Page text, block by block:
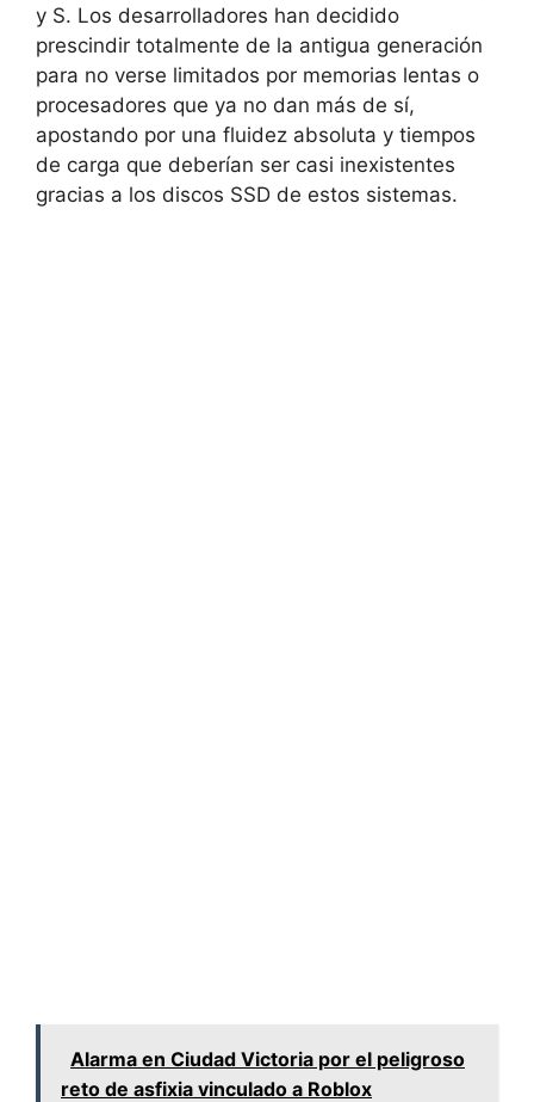
y S. Los desarrolladores han decidido
prescindir totalmente de la antigua generación
para no verse limitados por memorias lentas o
procesadores que ya no dan más de sí,
apostando por una fluidez absoluta y tiempos
de carga que deberían ser casi inexistentes
gracias a los discos SSD de estos sistemas.
Alarma en Ciudad Victoria por el peligroso
reto de asfixia vinculado a Roblox